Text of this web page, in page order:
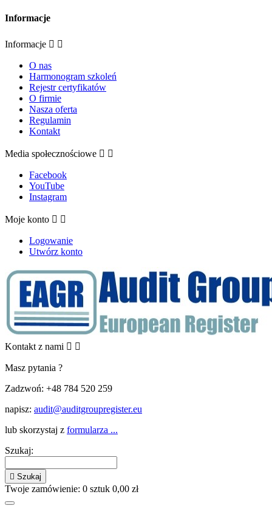
Informacje
Informacje  
O nas
Harmonogram szkoleń
Rejestr certyfikatów
O firmie
Nasza oferta
Regulamin
Kontakt
Media społecznościowe  
Facebook
YouTube
Instagram
Moje konto  
Logowanie
Utwórz konto
Kontakt z nami  
Masz pytania ?
Zadzwoń: +48 784 520 259
napisz: audit@auditgroupregister.eu
lub skorzystaj z formularza ...
Szukaj:
 Szukaj
Twoje zamówienie: 0 sztuk 0,00 zł